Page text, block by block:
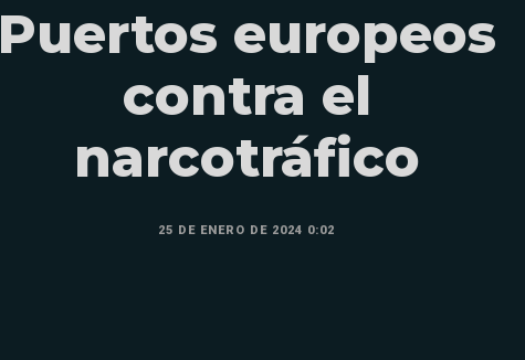
Puertos europeos
contra el
narcotráfico
25 DE ENERO DE 2024 0:02